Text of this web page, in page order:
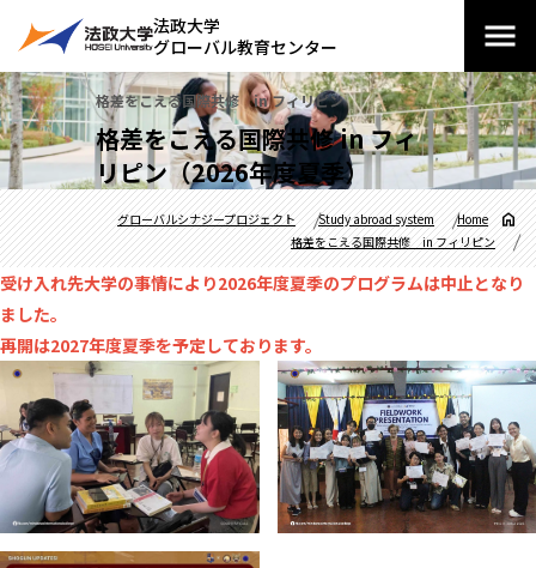
法政大学
グローバル教育センター
格差をこえる国際共修 in フィリピン
格差をこえる国際共修 in フィ
リピン（2026年度夏季）
Home
Study abroad system
グローバルシナジープロジェクト
格差をこえる国際共修 in フィリピン
受け入れ先大学の事情により2026年度夏季のプログラムは中止となり
ました。
再開は2027年度夏季を予定しております。